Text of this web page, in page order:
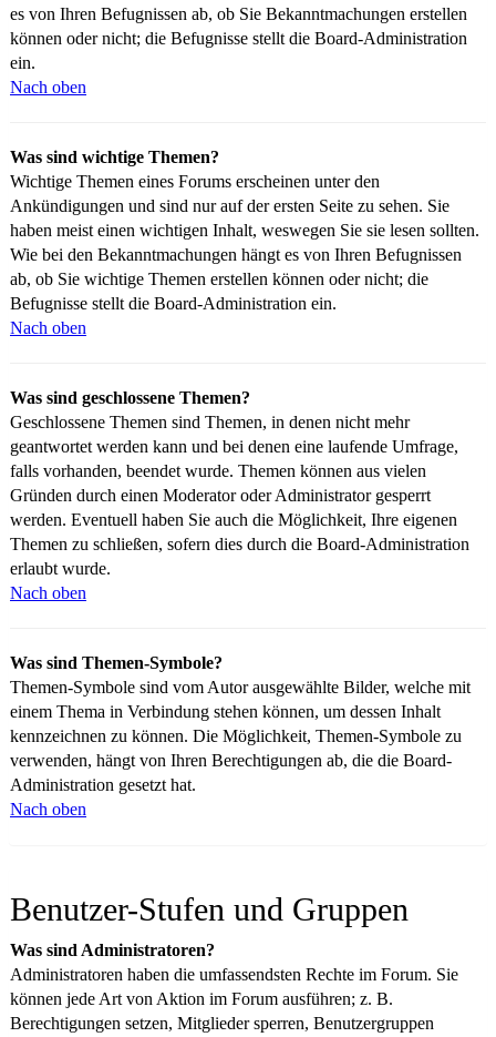
es von Ihren Befugnissen ab, ob Sie Bekanntmachungen erstellen
können oder nicht; die Befugnisse stellt die Board-Administration
ein.
Nach oben
Was sind wichtige Themen?
Wichtige Themen eines Forums erscheinen unter den
Ankündigungen und sind nur auf der ersten Seite zu sehen. Sie
haben meist einen wichtigen Inhalt, weswegen Sie sie lesen sollten.
Wie bei den Bekanntmachungen hängt es von Ihren Befugnissen
ab, ob Sie wichtige Themen erstellen können oder nicht; die
Befugnisse stellt die Board-Administration ein.
Nach oben
Was sind geschlossene Themen?
Geschlossene Themen sind Themen, in denen nicht mehr
geantwortet werden kann und bei denen eine laufende Umfrage,
falls vorhanden, beendet wurde. Themen können aus vielen
Gründen durch einen Moderator oder Administrator gesperrt
werden. Eventuell haben Sie auch die Möglichkeit, Ihre eigenen
Themen zu schließen, sofern dies durch die Board-Administration
erlaubt wurde.
Nach oben
Was sind Themen-Symbole?
Themen-Symbole sind vom Autor ausgewählte Bilder, welche mit
einem Thema in Verbindung stehen können, um dessen Inhalt
kennzeichnen zu können. Die Möglichkeit, Themen-Symbole zu
verwenden, hängt von Ihren Berechtigungen ab, die die Board-
Administration gesetzt hat.
Nach oben
Benutzer-Stufen und Gruppen
Was sind Administratoren?
Administratoren haben die umfassendsten Rechte im Forum. Sie
können jede Art von Aktion im Forum ausführen; z. B.
Berechtigungen setzen, Mitglieder sperren, Benutzergruppen